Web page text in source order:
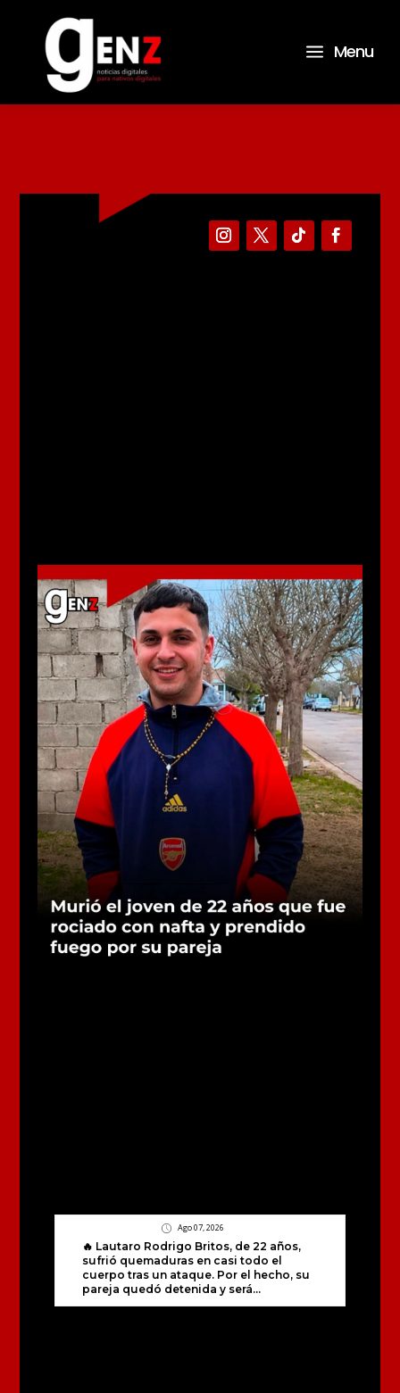
a Menu
Ago 07, 2026
🔥 Lautaro Rodrigo Britos, de 22 años,
sufrió quemaduras en casi todo el
cuerpo tras un ataque. Por el hecho, su
pareja quedó detenida y será...